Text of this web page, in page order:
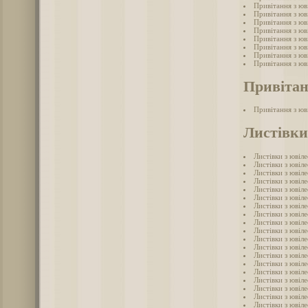
Привітання з
Привітання з
Привітання з
Привітання з
Привітання з
Привітання з
Привітання з
Привітання з
Привітання з
Листівки з
Листівки з
Листівки з
Листівки з
Листівки з
Листівки з
Листівки з
Листівки з
Листівки з
Листівки з
Листівки з
Листівки з
Листівки з
Листівки з
Листівки з
Листівки з
Листівки з
Листівки з
Листівки з